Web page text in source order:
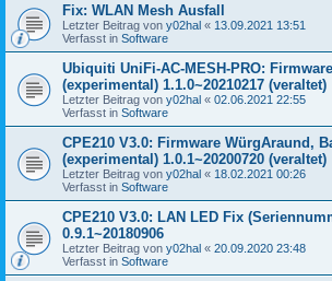
Fix: WLAN Mesh Ausfall
Letzter Beitrag von y02hal « 13.09.2021 13:51
Verfasst in Software
Ubiquiti UniFi-AC-MESH-PRO:
(experimental) 1.1.0~20210217 (veraltet)
Letzter Beitrag von y02hal « 02.06.2021 22:55
Verfasst in Software
CPE210 V3.0: Firmware WürgAraund,
(experimental) 1.0.1~20200720 (veraltet)
Letzter Beitrag von y02hal « 18.02.2021 00:26
Verfasst in Software
CPE210 V3.0: LAN LED Fix
0.9.1~20180906
Letzter Beitrag von y02hal « 20.09.2020 23:48
Verfasst in Software